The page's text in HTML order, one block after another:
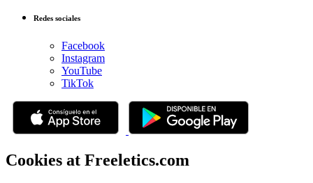
Redes sociales
Facebook
Instagram
YouTube
TikTok
Cookies at Freeletics.com